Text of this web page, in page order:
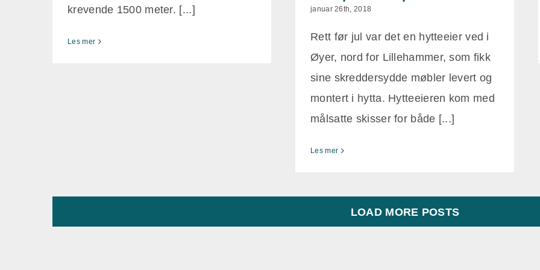
krevende 1500 meter. [...]
Les mer
januar 26th, 2018
Rett før jul var det en hytteeier ved i
Øyer, nord for Lillehammer, som fikk
sine skreddersydde møbler levert og
montert i hytta. Hytteeieren kom med
målsatte skisser for både [...]
Les mer
LOAD MORE POSTS